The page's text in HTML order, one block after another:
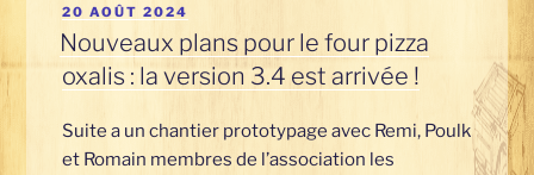
PUBLIÉ
LE
20 AOÛT 2024
Nouveaux plans pour le four pizza
oxalis : la version 3.4 est arrivée !
Suite a un chantier prototypage avec Remi, Poulk
et Romain membres de l’association les